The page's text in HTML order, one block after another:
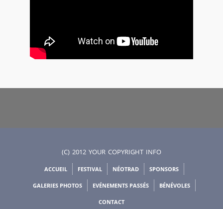
(C) 2012 YOUR COPYRIGHT INFO
ACCUEIL FESTIVAL NÉOTRAD SPONSORS
GALERIES PHOTOS EVÉNEMENTS PASSÉS BÉNÉVOLES
CONTACT